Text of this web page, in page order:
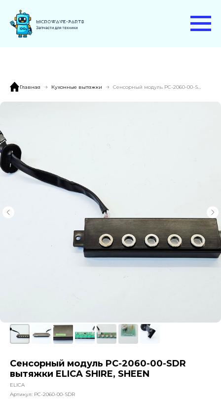
Главная Кухонные вытяжки
Сенсорный модуль PC-2060-00-SDR
вытяжки ELICA SHIRE, SHEEN
ELICA
Артикул: PC-2060-00-SDR